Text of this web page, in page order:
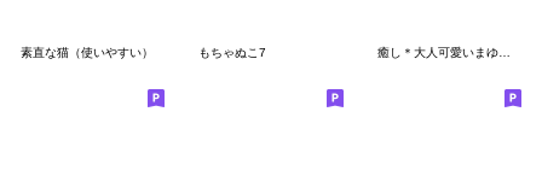
素直な猫（使いやすい） もちゃぬこ7 癒し＊大人可愛いまゆねこの日常スタンプ